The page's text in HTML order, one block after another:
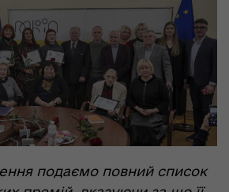
подаємо повний список